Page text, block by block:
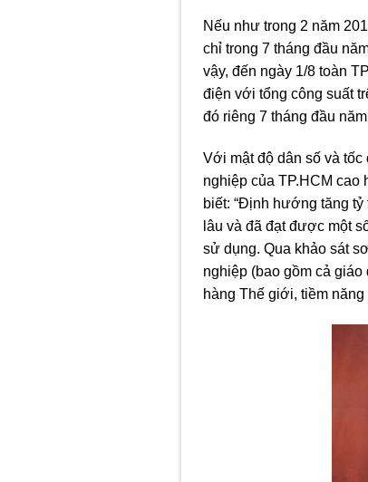
Nếu như trong 2 năm
chỉ trong 7 tháng đầu
vậy, đến ngày 1/8 toàn
điện với tổng công suất
đó riêng 7 tháng đầu
Với mật độ dân số và
nghiệp của TP.HCM
biết: “Định hướng tăng
lâu và đã đạt được một
sử dụng. Qua khảo sát
nghiệp (bao gồm cả
hàng Thế giới, tiềm